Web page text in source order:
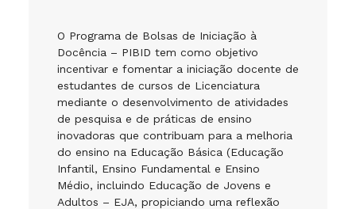
O Programa de Bolsas de Iniciação à
Docência – PIBID tem como objetivo
incentivar e fomentar a iniciação docente de
estudantes de cursos de Licenciatura
mediante o desenvolvimento de atividades
de pesquisa e de práticas de ensino
inovadoras que contribuam para a melhoria
do ensino na Educação Básica (Educação
Infantil, Ensino Fundamental e Ensino
Médio, incluindo Educação de Jovens e
Adultos – EJA, propiciando uma reflexão